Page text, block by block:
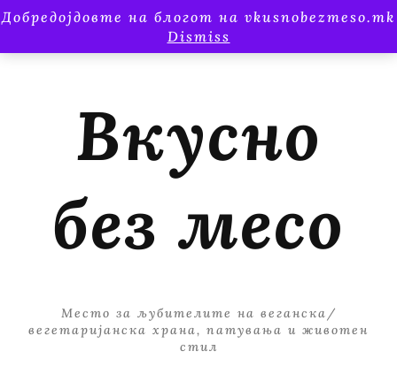
Добредојдовте на блогот на vkusnobezmeso.mk
Dismiss
Вкусно
без месо
Место за љубителите на веганска/
вегетаријанска храна, патувања и животен
стил